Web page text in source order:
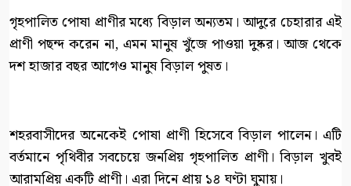
গৃহপালিত পোষা প্রাণীর মধ্যে বিড়াল অন্যতম। আদুরে চেহারার এই
প্রাণী পছন্দ করেন না, এমন মানুষ খুঁজে পাওয়া দুষ্কর। আজ থেকে
দশ হাজার বছর আগেও মানুষ বিড়াল পুষত।
শহরবাসীদের অনেকেই পোষা প্রাণী হিসেবে বিড়াল পালেন। এটি
বর্তমানে পৃথিবীর সবচেয়ে জনপ্রিয় গৃহপালিত প্রাণী। বিড়াল খুবই
আরামপ্রিয় একটি প্রাণী। এরা দিনে প্রায় ১৪ ঘণ্টা ঘুমায়।